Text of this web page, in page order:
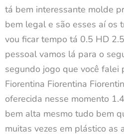
tá bem interessante molde
bem legal e são esses aí os
vou ficar tempo tá 0.5 HD
pessoal vamos lá para o
segundo jogo que você falei
Fiorentina Fiorentina
oferecida nesse momento
bem alta mesmo tudo bem
muitas vezes em plástico as